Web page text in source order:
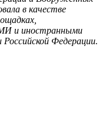
в качестве
и иностранными
Федерации.